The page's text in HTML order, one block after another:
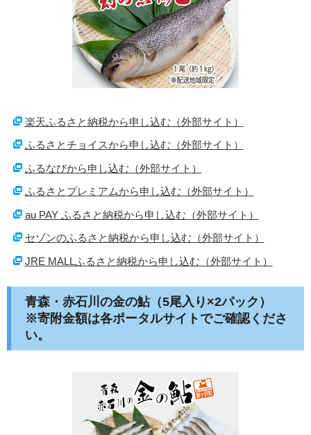
楽天ふるさと納税から申し込む（外部サイト）
ふるさとチョイスから申し込む（外部サイト）
ふるなびから申し込む（外部サイト）
ふるさとプレミアムから申し込む（外部サイト）
au PAY ふるさと納税から申し込む（外部サイト）
セゾンのふるさと納税から申し込む（外部サイト）
JRE MALLふるさと納税から申し込む（外部サイト）
青森・赤石川の金の鮎（5尾入り×2パック）
※寄附金額は各ポータルサイトでご確認くださ
い。